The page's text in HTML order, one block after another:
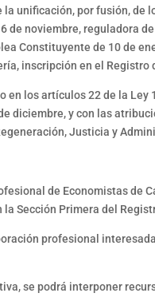
la unificación, por fusión,
de noviembre, reguladora
Constituyente de 10 de
inscripción en el
en los artículos 22 de la
diciembre, y con las
Justicia y
de Economistas de
Sección Primera del
profesional
se podrá interponer